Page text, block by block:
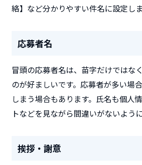
絡】など分かりやすい件名に設定しま
応募者名
冒頭の応募者名は、苗字だけではな
のが好ましいです。応募者が多い場
しまう場合もあります。氏名も個人
トなどを見ながら間違いがないよう
挨拶・謝意